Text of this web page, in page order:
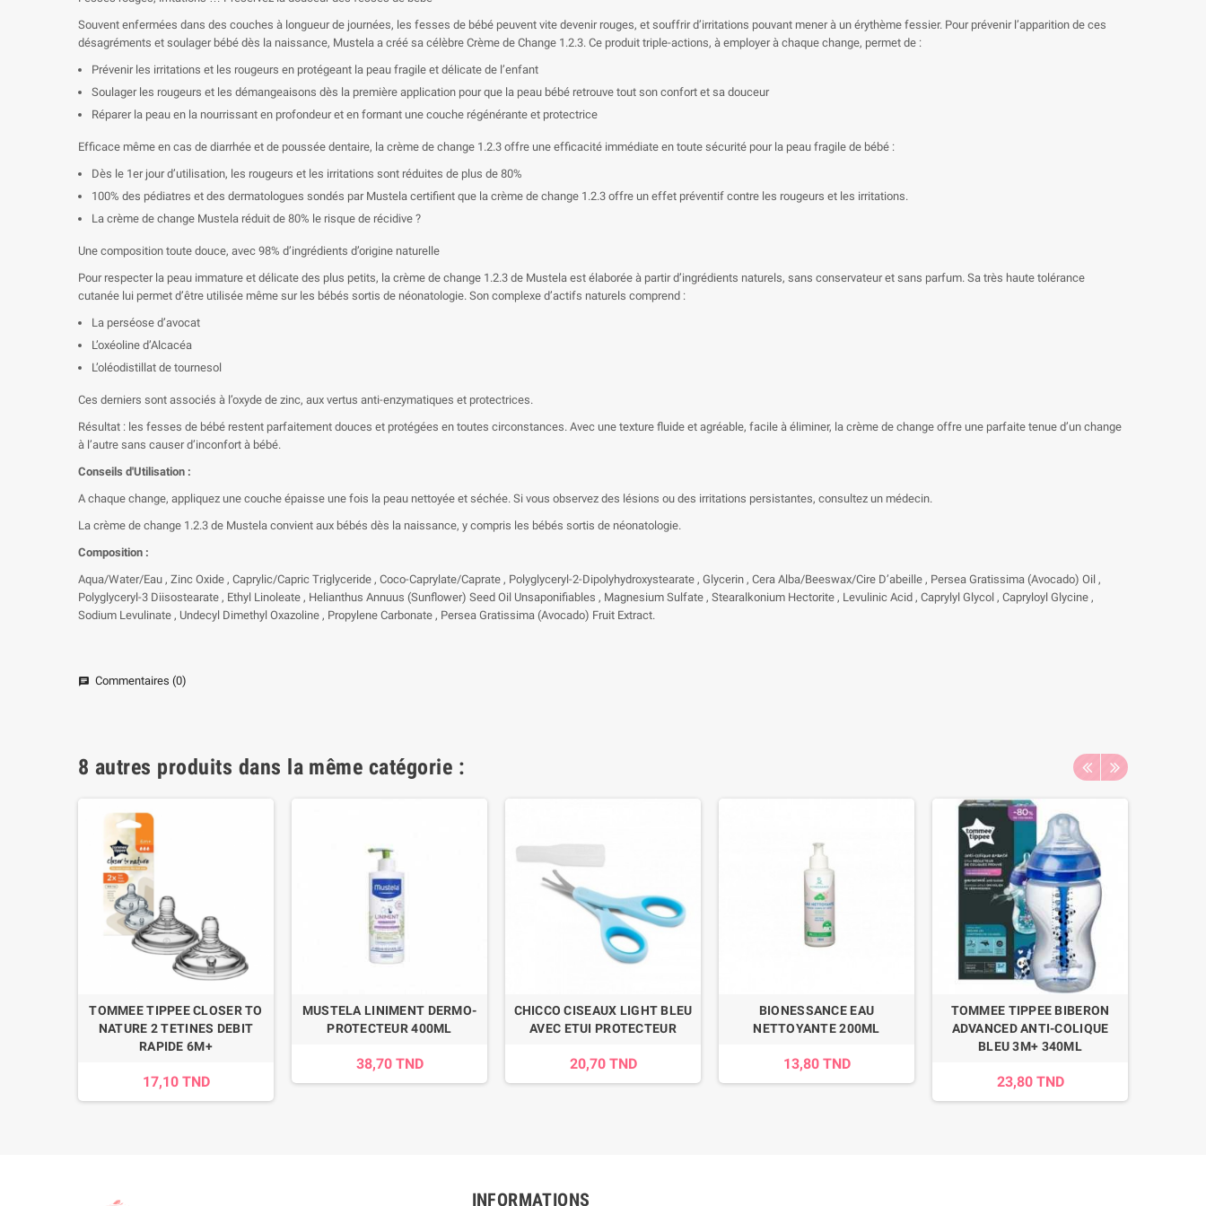
Souvent enfermées dans des couches à longueur de journées, les fesses de bébé peuvent vite devenir rouges, et souffrir d’irritations pouvant mener à un érythème fessier. Pour prévenir l’apparition de ces
désagréments et soulager bébé dès la naissance, Mustela a créé sa célèbre Crème de Change 1.2.3. Ce produit triple-actions, à employer à chaque change, permet de :
Prévenir les irritations et les rougeurs en protégeant la peau fragile et délicate de l’enfant
Soulager les rougeurs et les démangeaisons dès la première application pour que la peau bébé retrouve tout son confort et sa douceur
Réparer la peau en la nourrissant en profondeur et en formant une couche régénérante et protectrice
Efficace même en cas de diarrhée et de poussée dentaire, la crème de change 1.2.3 offre une efficacité immédiate en toute sécurité pour la peau fragile de bébé :
Dès le 1er jour d’utilisation, les rougeurs et les irritations sont réduites de plus de 80%
100% des pédiatres et des dermatologues sondés par Mustela certifient que la crème de change 1.2.3 offre un effet préventif contre les rougeurs et les irritations.
La crème de change Mustela réduit de 80% le risque de récidive ?
Une composition toute douce, avec 98% d’ingrédients d’origine naturelle
Pour respecter la peau immature et délicate des plus petits, la crème de change 1.2.3 de Mustela est élaborée à partir d’ingrédients naturels, sans conservateur et sans parfum. Sa très haute tolérance
cutanée lui permet d’être utilisée même sur les bébés sortis de néonatologie. Son complexe d’actifs naturels comprend :
La perséose d’avocat
L’oxéoline d’Alcacéa
L’oléodistillat de tournesol
Ces derniers sont associés à l’oxyde de zinc, aux vertus anti-enzymatiques et protectrices.
Résultat : les fesses de bébé restent parfaitement douces et protégées en toutes circonstances. Avec une texture fluide et agréable, facile à éliminer, la crème de change offre une parfaite tenue d’un change
à l’autre sans causer d’inconfort à bébé.
Conseils d'Utilisation :
A chaque change, appliquez une couche épaisse une fois la peau nettoyée et séchée. Si vous observez des lésions ou des irritations persistantes, consultez un médecin.
La crème de change 1.2.3 de Mustela convient aux bébés dès la naissance, y compris les bébés sortis de néonatologie.
Composition :
Aqua/Water/Eau , Zinc Oxide , Caprylic/Capric Triglyceride , Coco-Caprylate/Caprate , Polyglyceryl-2-Dipolyhydroxystearate , Glycerin , Cera Alba/Beeswax/Cire D’abeille , Persea Gratissima (Avocado) Oil ,
Polyglyceryl-3 Diisostearate , Ethyl Linoleate , Helianthus Annuus (Sunflower) Seed Oil Unsaponifiables , Magnesium Sulfate , Stearalkonium Hectorite , Levulinic Acid , Caprylyl Glycol , Capryloyl Glycine ,
Sodium Levulinate , Undecyl Dimethyl Oxazoline , Propylene Carbonate , Persea Gratissima (Avocado) Fruit Extract.
chat Commentaires (0)
8 autres produits dans la même catégorie :
TOMMEE TIPPEE CLOSER TO
NATURE 2 TETINES DEBIT
RAPIDE 6M+
17,10 TND
MUSTELA LINIMENT DERMO-
PROTECTEUR 400ML
38,70 TND
CHICCO CISEAUX LIGHT BLEU
AVEC ETUI PROTECTEUR
20,70 TND
BIONESSANCE EAU
NETTOYANTE 200ML
13,80 TND
TOMMEE TIPPEE BIBERON
ADVANCED ANTI-COLIQUE
BLEU 3M+ 340ML
23,80 TND
INFORMATIONS